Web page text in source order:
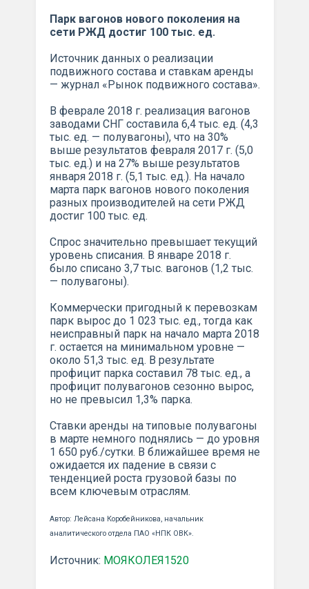
Парк вагонов нового поколения на
сети РЖД достиг 100 тыс. ед.
Источник данных о реализации
подвижного состава и ставкам аренды
— журнал «Рынок подвижного состава».
В феврале 2018 г. реализация вагонов
заводами СНГ составила 6,4 тыс. ед. (4,3
тыс. ед. — полувагоны), что на 30%
выше результатов февраля 2017 г. (5,0
тыс. ед.) и на 27% выше результатов
января 2018 г. (5,1 тыс. ед.). На начало
марта парк вагонов нового поколения
разных производителей на сети РЖД
достиг 100 тыс. ед.
Спрос значительно превышает текущий
уровень списания. В январе 2018 г.
было списано 3,7 тыс. вагонов (1,2 тыс.
— полувагоны).
Коммерчески пригодный к перевозкам
парк вырос до 1 023 тыс. ед., тогда как
неисправный парк на начало марта 2018
г. остается на минимальном уровне —
около 51,3 тыс. ед. В результате
профицит парка составил 78 тыс. ед., а
профицит полувагонов сезонно вырос,
но не превысил 1,3% парка.
Ставки аренды на типовые полувагоны
в марте немного поднялись — до уровня
1 650 руб./сутки. В ближайшее время не
ожидается их падение в связи с
тенденцией роста грузовой базы по
всем ключевым отраслям.
Автор: Лейсана Коробейникова, начальник
аналитического отдела ПАО «НПК ОВК».
Источник: МОЯКОЛЕЯ1520